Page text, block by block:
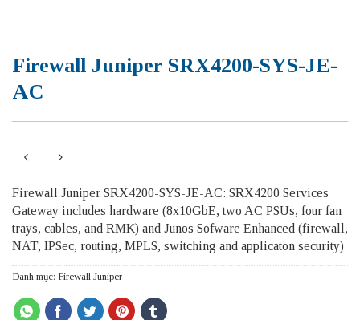
Firewall Juniper SRX4200-SYS-JE-
AC
Firewall Juniper SRX4200-SYS-JE-AC: SRX4200 Services
Gateway includes hardware (8x10GbE, two AC PSUs, four fan
trays, cables, and RMK) and Junos Sofware Enhanced (firewall,
NAT, IPSec, routing, MPLS, switching and applicaton security)
Danh mục: Firewall Juniper